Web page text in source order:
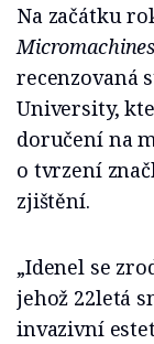
Na začátku
Micromachines
recenzovaná
University,
doručení na
o tvrzení
zjištění.
„Idenel se
jehož 22letá
invazivní